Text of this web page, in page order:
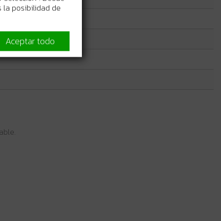
la posibilidad de
Aceptar todo